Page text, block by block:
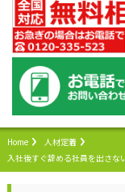
Home
人材定着
入社後すぐ辞める社員を出さな